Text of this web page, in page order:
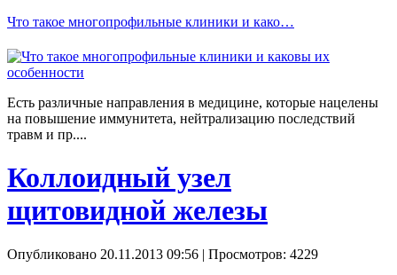
Что такое многопрофильные клиники и како…
Есть различные направления в медицине, которые нацелены
на повышение иммунитета, нейтрализацию последствий
травм и пр....
Коллоидный узел
щитовидной железы
Опубликовано 20.11.2013 09:56 | Просмотров: 4229